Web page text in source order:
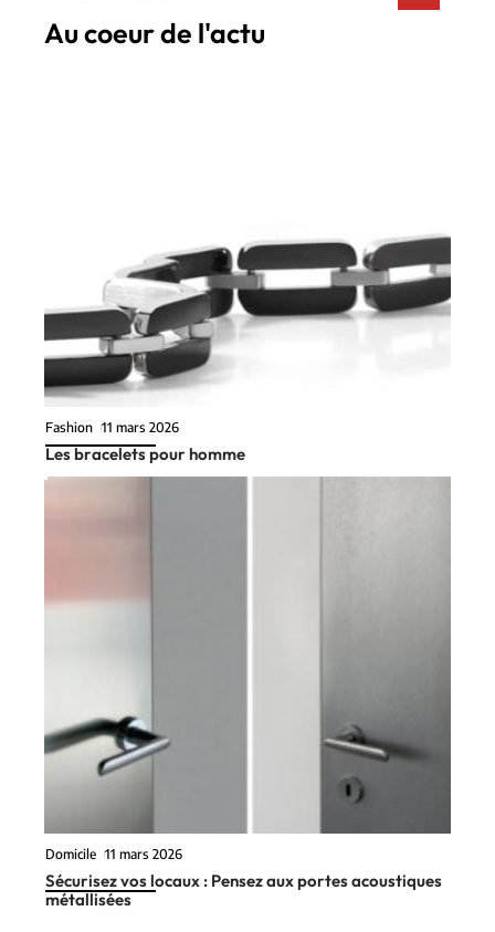
Au coeur de l'actu
Fashion 11 mars 2026
Les bracelets pour homme
Domicile 11 mars 2026
Sécurisez vos locaux : Pensez aux portes acoustiques
métallisées